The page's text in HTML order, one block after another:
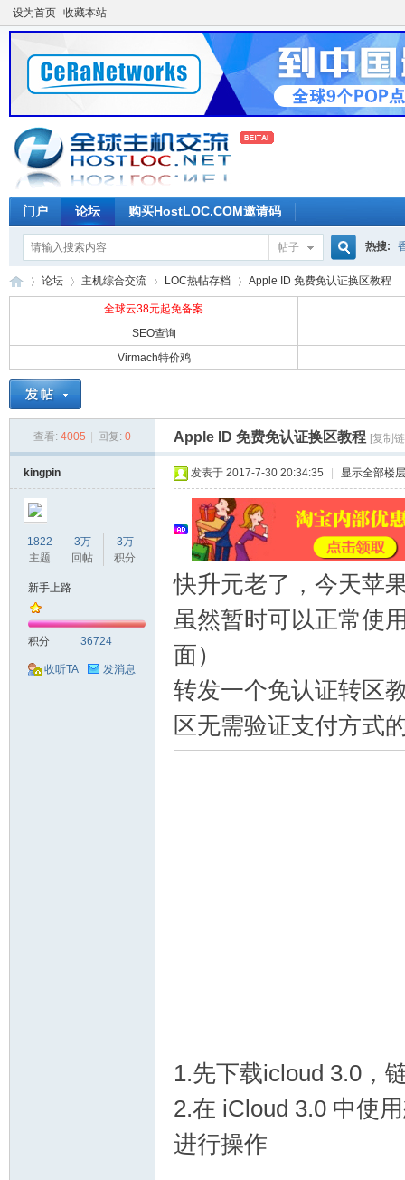
设为首页 收藏本站
门户 论坛 购买HostLOC.COM邀请码
帖子
搜
热搜:
论坛 主机综合交流
›
LOC热帖存档 Apple ID 免费免认证换区教程
全球云38元起免备案
SEO查询
Virmach特价鸡
查看: 4005 回复: 0 Apple ID 免费免认证换区教程 [复制
kingpin
1822
主题
3万
回帖
3万
积分
新手上路
积分 36724
收听TA 发消息
发表于 2017-7-30 20:34:35 显示全部楼层
快升元老了，今天苹
虽然暂时可以正常使
面）
转发一个免认证转区
区无需验证支付方式
1.先下载icloud 3.0，
2.在 iCloud 3.0 中使
进行操作